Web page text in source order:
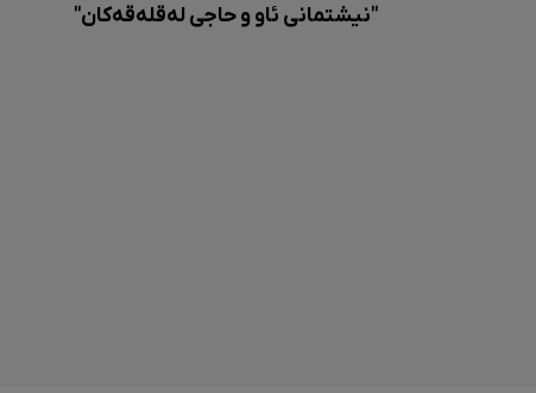
"نیشتمانی ئاو و حاجی لەقلەقەکان"